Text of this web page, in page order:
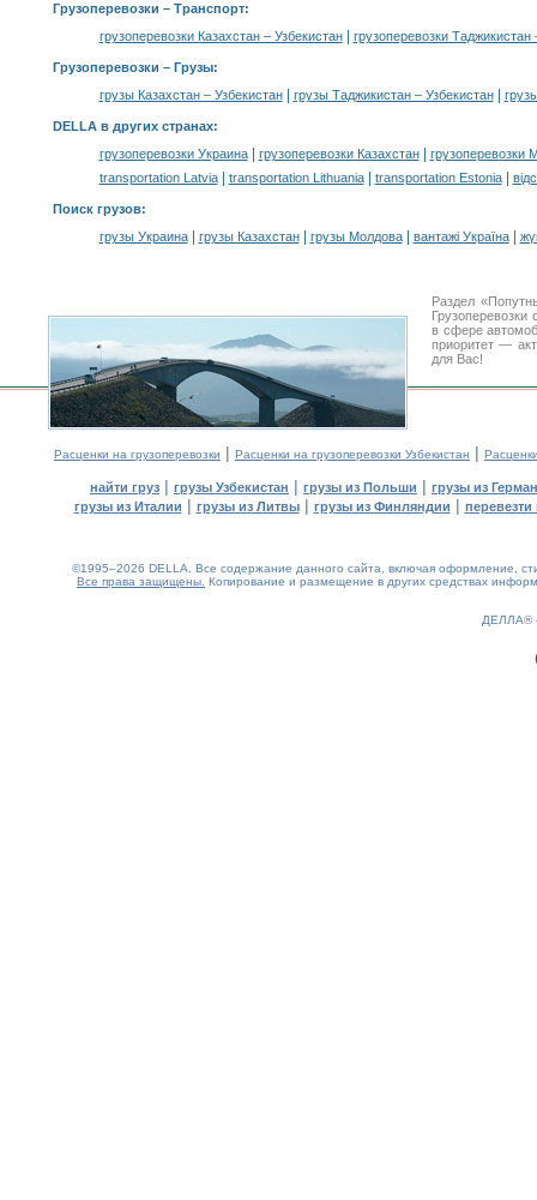
Грузоперевозки – Транспорт:
грузоперевозки Казахстан – Узбекистан| грузоперевозки Таджикистан
Грузоперевозки – Грузы:
грузы Казахстан – Узбекистан| грузы Таджикистан – Узбекистан|
DELLA в других странах:
грузоперевозки Украина| грузоперевозки Казахстан|
грузоперевозки
transportation Latvia| transportation Lithuania| transportation Estonia|
Поиск грузов:
грузы Украина| грузы Казахстан| грузы Молдова| вантажі Україна|
Раздел
в сфере
приоритет —
для Вас!
Расценки на грузоперевозки | Расценки на грузоперевозки Узбекистан |
найти груз | грузы Узбекистан | грузы из Польши | грузы из
грузы из Италии | грузы из Литвы| грузы из Финляндии | перевезти
©1995–2026 DELLA. Все содержание данного сайта, включая оформление,
Все права защищены. Копирование и размещение в других средствах